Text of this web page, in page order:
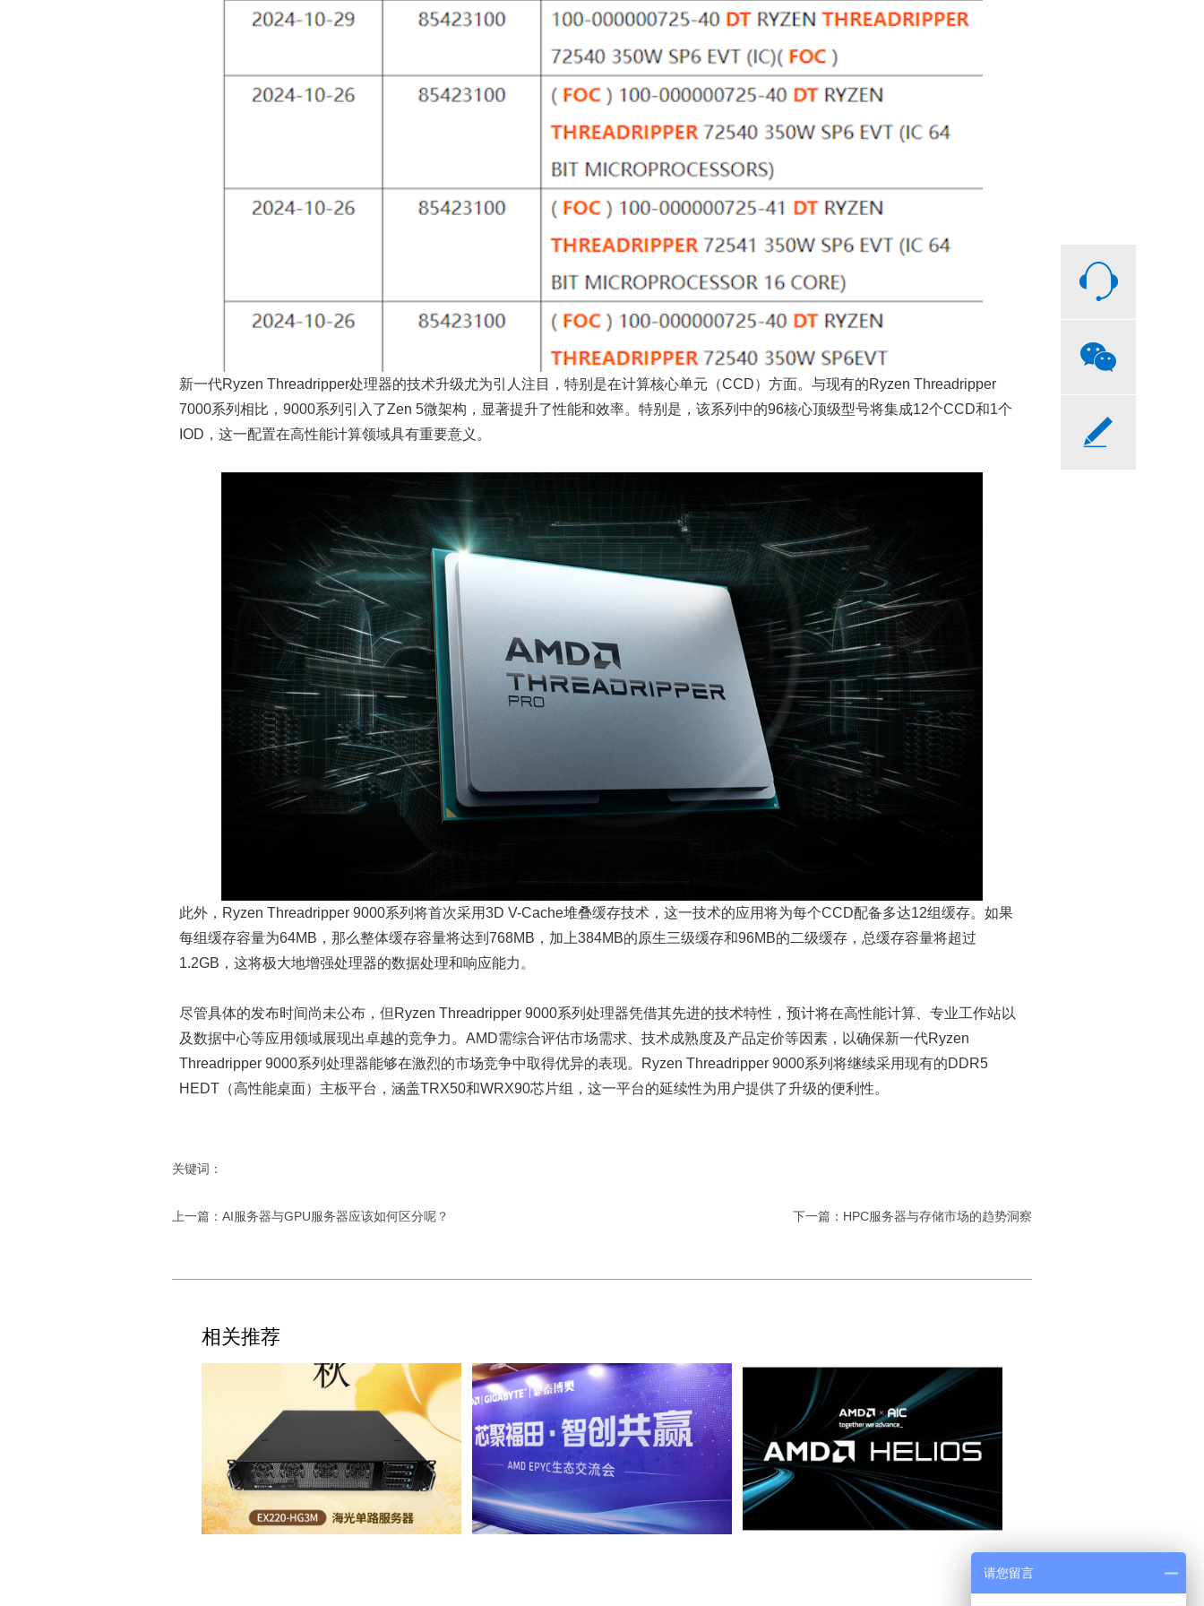
新一代Ryzen Threadripper处理器的技术升级尤为引人注目，特别是在计算核心单元（CCD）方面。与现有的Ryzen Threadripper
7000系列相比，9000系列引入了Zen 5微架构，显著提升了性能和效率。特别是，该系列中的96核心顶级型号将集成12个CCD和1个
IOD，这一配置在高性能计算领域具有重要意义。
此外，Ryzen Threadripper 9000系列将首次采用3D V-Cache堆叠缓存技术，这一技术的应用将为每个CCD配备多达12组缓存。如果
每组缓存容量为64MB，那么整体缓存容量将达到768MB，加上384MB的原生三级缓存和96MB的二级缓存，总缓存容量将超过
1.2GB，这将极大地增强处理器的数据处理和响应能力。
尽管具体的发布时间尚未公布，但Ryzen Threadripper 9000系列处理器凭借其先进的技术特性，预计将在高性能计算、专业工作站以
及数据中心等应用领域展现出卓越的竞争力。AMD需综合评估市场需求、技术成熟度及产品定价等因素，以确保新一代Ryzen
Threadripper 9000系列处理器能够在激烈的市场竞争中取得优异的表现。Ryzen Threadripper 9000系列将继续采用现有的DDR5
HEDT（高性能桌面）主板平台，涵盖TRX50和WRX90芯片组，这一平台的延续性为用户提供了升级的便利性。
关键词：
上一篇：AI服务器与GPU服务器应该如何区分呢？ 下一篇：HPC服务器与存储市场的趋势洞察
相关推荐
请您留言